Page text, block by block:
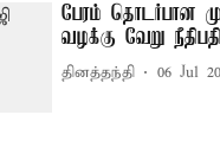
பேரம் தொடர்பான
வழக்கு வேறு
தினத்தந்தி 06 Jul